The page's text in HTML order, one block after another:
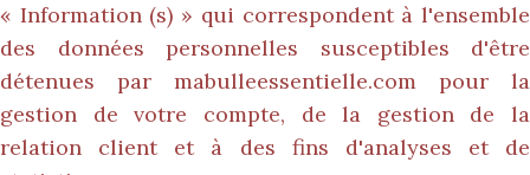
« Information (s) » qui correspondent à l'ensemble
des données personnelles susceptibles d'être
détenues par mabulleessentielle.com pour la
gestion de votre compte, de la gestion de la
relation client et à des fins d'analyses et de